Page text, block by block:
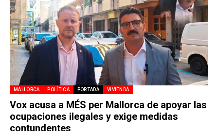
MALLORCA POLÍTICA PORTADA VIVIENDA
Vox acusa a MÉS per Mallorca de apoyar las
ocupaciones ilegales y exige medidas
contundentes